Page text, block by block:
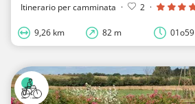
Itinerario per camminata · 2 ·
9,26 km 82 m 01o59